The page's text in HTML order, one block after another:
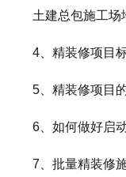
土建总包施工场
4、精装修项目标
5、精装修项目的
6、如何做好启动
7、批量精装修施